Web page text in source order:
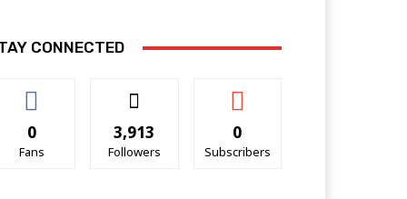
CONNECTED
0
Fans
3,913
Followers
0
Subscribers